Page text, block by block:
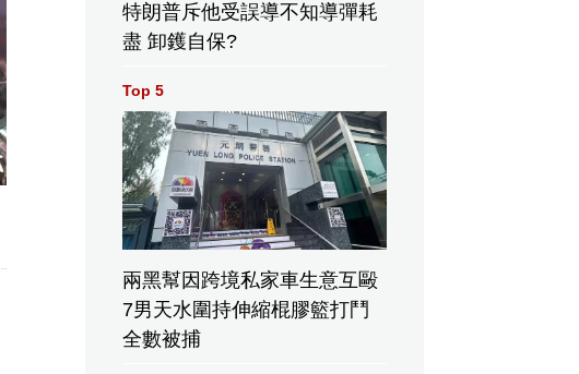
特朗普斥他受誤導不知導彈耗
盡 卸鑊自保?
Top 5
兩黑幫因跨境私家車生意互毆
7男天水圍持伸縮棍膠籃打鬥
全數被捕